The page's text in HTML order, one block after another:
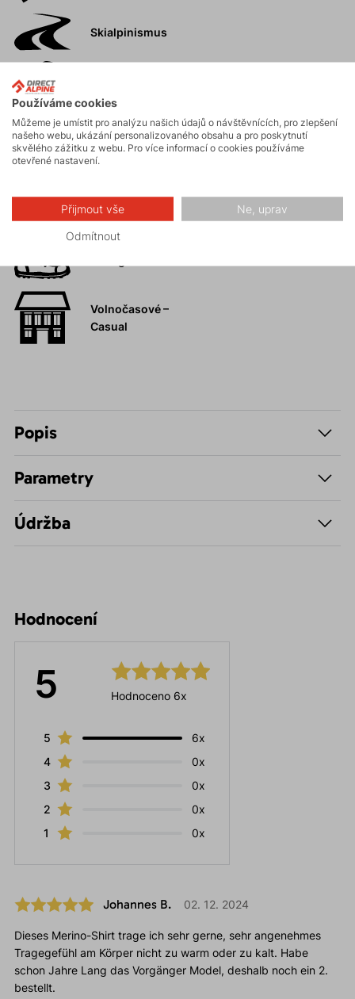
Skialpinismus
Skalní lezení a
ferraty
Vysokohorská
turistika
Volnočasové –
Casual
Popis
Parametry
Údržba
Hodnocení
5 Hodnoceno 6x
5
6x
4
0x
3
0x
2
0x
1
0x
Johannes B. 02. 12. 2024
Dieses Merino-Shirt trage ich sehr gerne, sehr angenehmes
Tragegefühl am Körper nicht zu warm oder zu kalt. Habe
schon Jahre Lang das Vorgänger Model, deshalb noch ein 2.
bestellt.
Používáme cookies
Můžeme je umístit pro analýzu našich údajů o návštěvnících, pro zlepšení
našeho webu, ukázání personalizovaného obsahu a pro poskytnutí
skvělého zážitku z webu. Pro více informací o cookies používáme
otevřené nastavení.
Přijmout vše Ne, uprav
Odmítnout